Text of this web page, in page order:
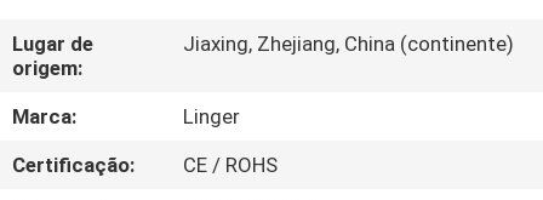
EXCURSÃO
DA
FÁBRICA
Lugar de
origem:
Jiaxing, Zhejiang, China (continente)
Marca:
Linger
Certificação:
CE / ROHS